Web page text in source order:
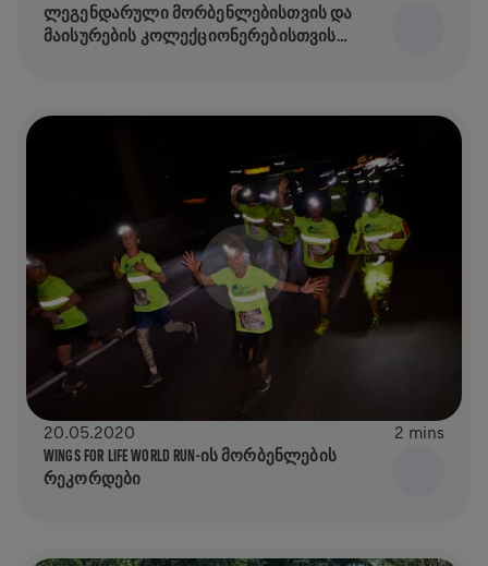
ᲚᲔᲒᲔᲜᲓᲐᲠᲣᲚᲘ ᲛᲝᲠᲑᲔᲜᲚᲔᲑᲘᲡᲗᲕᲘᲡ ᲓᲐ
ᲛᲐᲘᲡᲣᲠᲔᲑᲘᲡ ᲙᲝᲚᲔᲥᲪᲘᲝᲜᲔᲠᲔᲑᲘᲡᲗᲕᲘᲡ
20.05.2020 2 mins
WINGS FOR LIFE WORLD RUN-ᲘᲡ ᲛᲝᲠᲑᲔᲜᲚᲔᲑᲘᲡ
ᲠᲔᲙᲝᲠᲓᲔᲑᲘ